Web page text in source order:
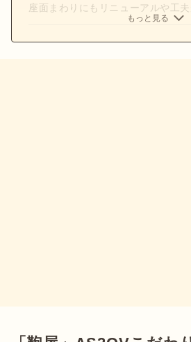
座面まわりにもリニューアルや工
もっと見る